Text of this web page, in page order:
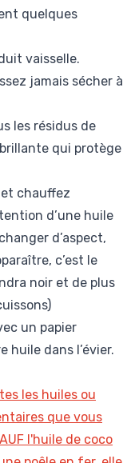
quelques
vaisselle.
jamais sécher à
les résidus de
qui protège
et chauffez
d’une huile
d’aspect,
c’est le
noir et de plus
un papier
huile dans l’évier.
les huiles ou
que vous
l'huile de coco